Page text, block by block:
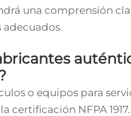
una comprensión
o equipos para
certificación NFPA